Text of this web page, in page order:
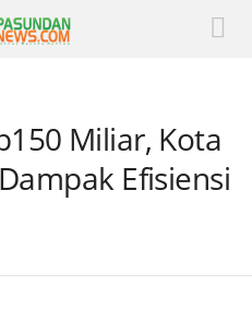
Miliar, Kota
Efisiensi